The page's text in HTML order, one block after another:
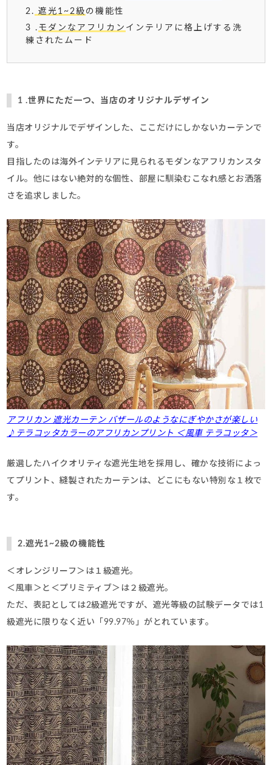
2. 遮光1~2級 の機能性
3 . モダンなアフリカン インテリアに格上げする洗
練されたムード
1 .世界にただ一つ、当店のオリジナルデザイン
当店オリジナルでデザインした、ここだけにしかないカーテンで
す。
目指したのは海外インテリアに見られるモダンなアフリカンスタ
イル。他にはない絶対的な個性、部屋に馴染むこなれ感とお洒落
さを追求しました。
アフリカン 遮光カーテン バザールのようなにぎやかさが楽しい
♪テラコッタカラーのアフリカンプリント ＜風車 テラコッタ＞
厳選したハイクオリティな遮光生地を採用し、確かな技術によっ
てプリント、縫製されたカーテンは、どこにもない特別な１枚で
す。
2.遮光1~2級の機能性
＜オレンジリーフ＞は１級遮光。
＜風車＞と＜プリミティブ＞は２級遮光。
ただ、表記としては2級遮光ですが、遮光等級の試験データでは1
級遮光に限りなく近い「99.97％」がとれています。